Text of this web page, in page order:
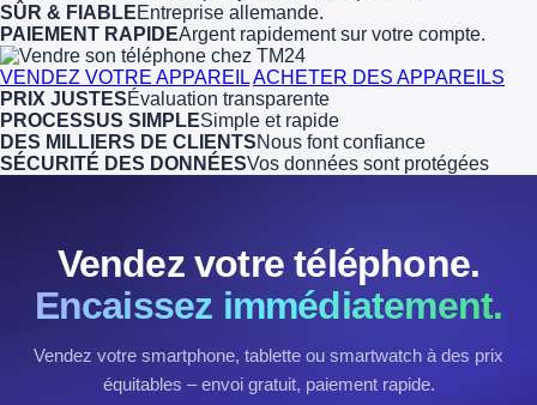
SÛR & FIABLEEntreprise allemande.
PAIEMENT RAPIDEArgent rapidement sur votre compte.
VENDEZ VOTRE APPAREILACHETER DES APPAREILS
PRIX JUSTESÉvaluation transparente
PROCESSUS SIMPLESimple et rapide
DES MILLIERS DE CLIENTSNous font confiance
SÉCURITÉ DES DONNÉESVos données sont protégées
Vendez votre téléphone.
Encaissez immédiatement.
Vendez votre smartphone, tablette ou smartwatch à des prix
équitables – envoi gratuit, paiement rapide.